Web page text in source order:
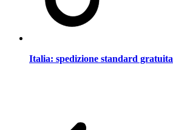
Italia: spedizione standard gratuita